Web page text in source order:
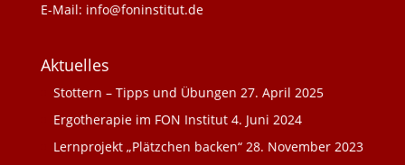
E-Mail: info@foninstitut.de
Aktuelles
Stottern – Tipps und Übungen 27. April 2025
Ergotherapie im FON Institut 4. Juni 2024
Lernprojekt „Plätzchen backen“ 28. November 2023